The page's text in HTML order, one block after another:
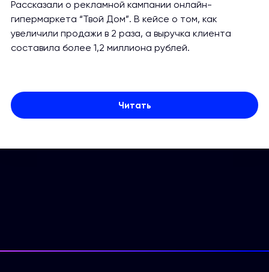
Рассказали о рекламной кампании онлайн-
гипермаркета “Твой Дом”. В кейсе о том, как
увеличили продажи в 2 раза, а выручка клиента
составила более 1,2 миллиона рублей.
Читать